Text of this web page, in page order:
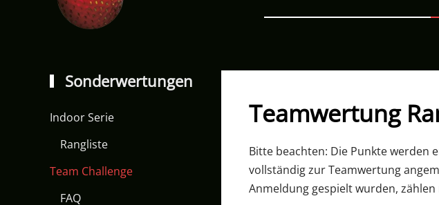
Sonderwertungen
Indoor Serie
Rangliste
Team Challenge
FAQ
Teamwertung
Bitte beachten: Die Punkte werden
vollständig zur Teamwertung
Anmeldung gespielt wurden, zählen